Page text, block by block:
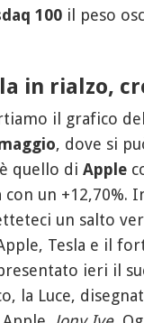
100 il peso
in rialzo,
il grafico
, dove si
quello diApple
con un +12,70%.
un salto
Tesla e il
ieri il
la Luce,